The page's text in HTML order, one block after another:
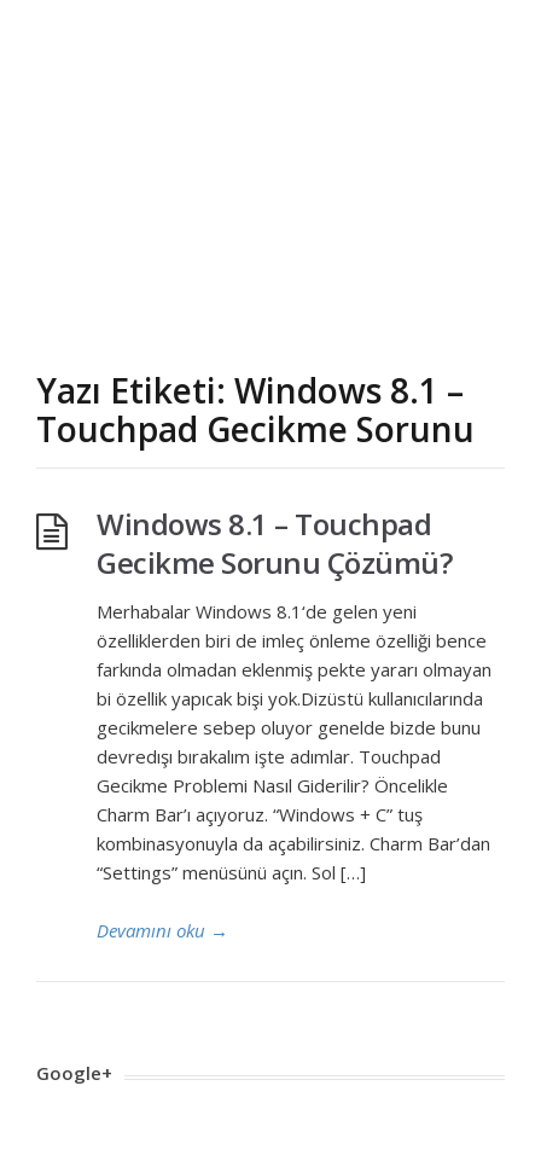
Yazı Etiketi: Windows 8.1 –
Touchpad Gecikme Sorunu
Windows 8.1 – Touchpad
Gecikme Sorunu Çözümü?
Merhabalar Windows 8.1‘de gelen yeni
özelliklerden biri de imleç önleme özelliği bence
farkında olmadan eklenmiş pekte yararı olmayan
bi özellik yapıcak bişi yok.Dizüstü kullanıcılarında
gecikmelere sebep oluyor genelde bizde bunu
devredışı bırakalım işte adımlar. Touchpad
Gecikme Problemi Nasıl Giderilir? Öncelikle
Charm Bar’ı açıyoruz. “Windows + C” tuş
kombinasyonuyla da açabilirsiniz. Charm Bar’dan
“Settings” menüsünü açın. Sol […]
Devamını oku →
Google+